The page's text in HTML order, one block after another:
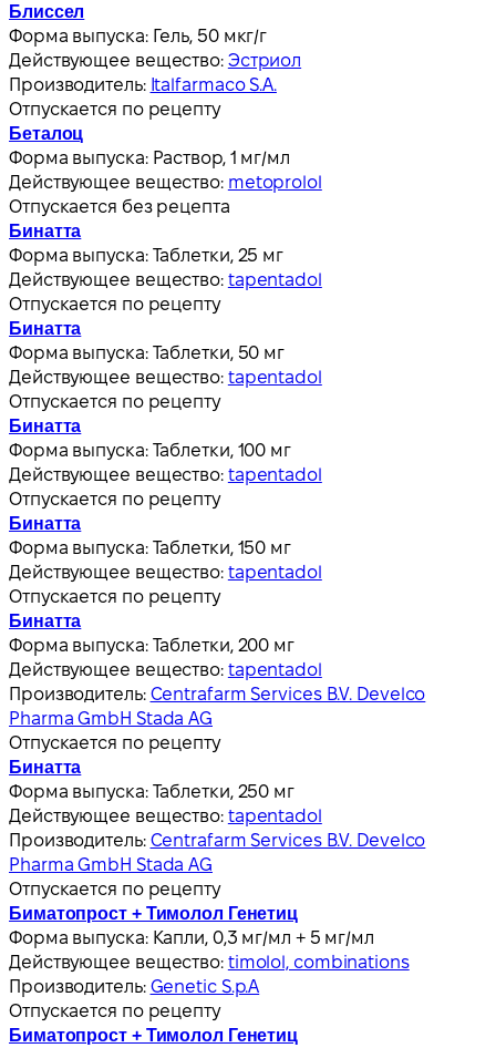
Блиссел
Форма выпуска: Гель, 50 мкг/г
Действующее вещество: Эстриол
Производитель: Italfarmaco S.A.
Отпускается по рецепту
Беталоц
Форма выпуска: Раствор, 1 мг/мл
Действующее вещество: metoprolol
Отпускается без рецепта
Бинатта
Форма выпуска: Таблетки, 25 мг
Действующее вещество: tapentadol
Отпускается по рецепту
Бинатта
Форма выпуска: Таблетки, 50 мг
Действующее вещество: tapentadol
Отпускается по рецепту
Бинатта
Форма выпуска: Таблетки, 100 мг
Действующее вещество: tapentadol
Отпускается по рецепту
Бинатта
Форма выпуска: Таблетки, 150 мг
Действующее вещество: tapentadol
Отпускается по рецепту
Бинатта
Форма выпуска: Таблетки, 200 мг
Действующее вещество: tapentadol
Производитель: Centrafarm Services B.V. Develco
Pharma GmbH Stada AG
Отпускается по рецепту
Бинатта
Форма выпуска: Таблетки, 250 мг
Действующее вещество: tapentadol
Производитель: Centrafarm Services B.V. Develco
Pharma GmbH Stada AG
Отпускается по рецепту
Биматопрост + Тимолол Генетиц
Форма выпуска: Капли, 0,3 мг/мл + 5 мг/мл
Действующее вещество: timolol, combinations
Производитель: Genetic S.p.A
Отпускается по рецепту
Биматопрост + Тимолол Генетиц